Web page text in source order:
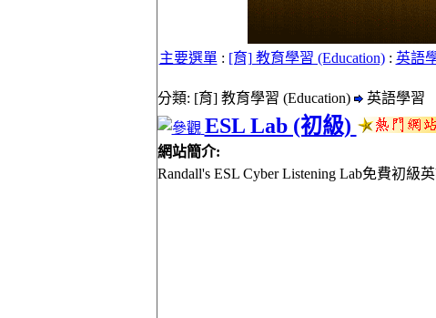
主要選單: [育] 教育學習 (Education): 英語
分類: [育] 教育學習 (Education) 英語學習
ESL Lab (初級)
網站簡介:
Randall's ESL Cyber Listening Lab免費初